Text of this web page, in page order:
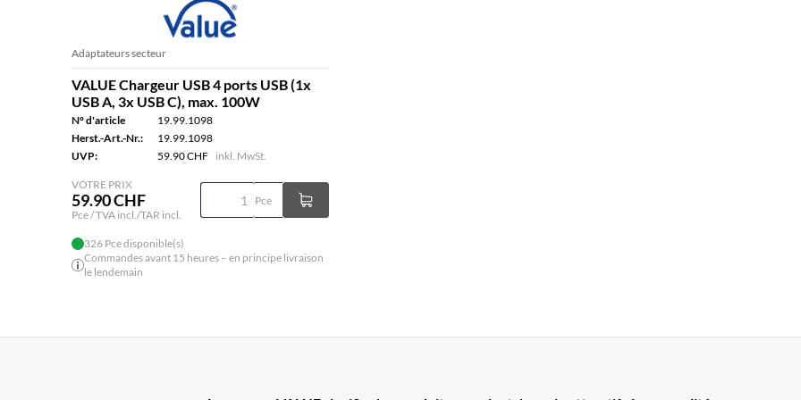
Adaptateurs secteur
VALUE Chargeur USB 4 ports USB (1x
USB A, 3x USB C), max. 100W
N° d'article
19.99.1098
Herst.-Art.-Nr.:
19.99.1098
UVP:
59.90 CHF inkl. MwSt.
VOTRE PRIX
59.90 CHF
Pce / TVA incl./TAR incl.
Pce
326 Pce disponible(s)
Commandes avant 15 heures – en principe livraison
le lendemain